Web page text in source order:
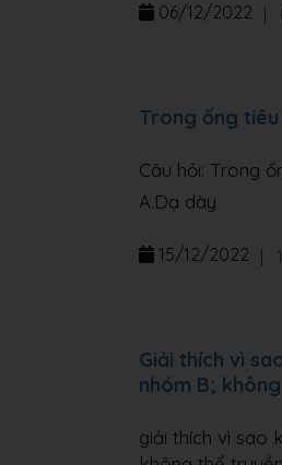
06/12/2022
Trong ống
Câu hỏi: Trong
A.Dạ dày
15/12/2022
Giải thích vì
nhóm B;
giải thích vì sao